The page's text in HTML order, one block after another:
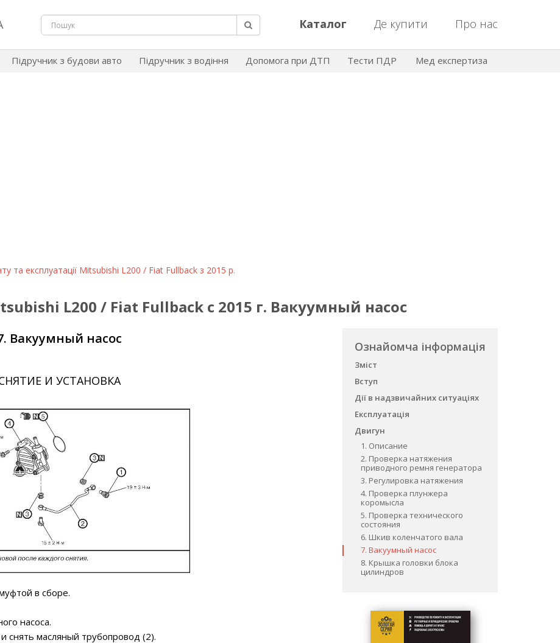
Каталог Де купити Про нас
Підручник з будови авто Підручник з водіння Допомога при ДТП Тести ПДР Мед експертиза
та експлуатації Mitsubishi L200 / Fiat Fullback з 2015 р.
L200 / Fiat Fullback с 2015 г. Вакуумный насос
Ознайомча інформація
Зміст
Вступ
Дії в надзвичайних ситуаціях
Експлуатація
Двигун
1. Описание
2. Проверка натяжения
приводного ремня генератора
3. Регулировка натяжения
4. Проверка плунжера
коромысла
5. Проверка технического
состояния
6. Шкив коленчатого вала
7. Вакуумный насос
8. Крышка головки блока
цилиндров
Вакуумный насос
И УСТАНОВКА
в сборе.
насоса.
снять масляный трубопровод (2).